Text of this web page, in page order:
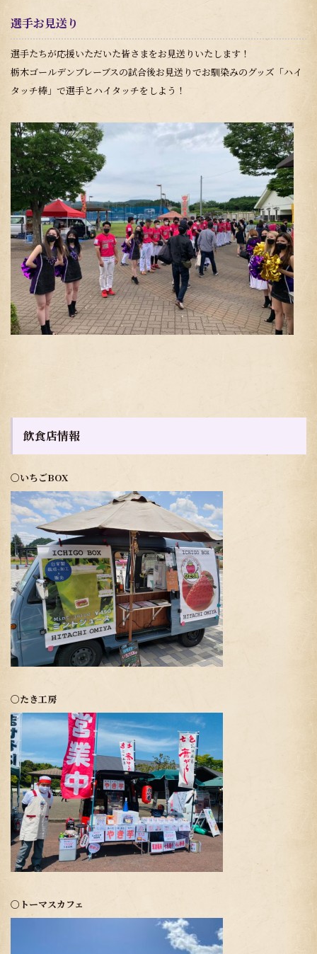
選手お見送り
選手たちが応援いただいた皆さまをお見送りいたします！
栃木ゴールデンブレーブスの試合後お見送りでお馴染みのグッズ「ハイ
タッチ棒」で選手とハイタッチをしよう！
飲食店情報
〇いちごBOX
〇たき工房
〇トーマスカフェ